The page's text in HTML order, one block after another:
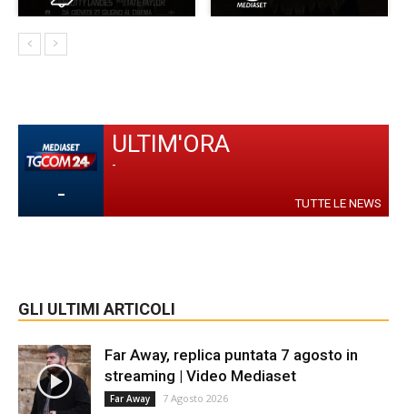
-
ULTIM'ORA
-
TUTTE LE NEWS
GLI ULTIMI ARTICOLI
Far Away, replica puntata 7 agosto in
streaming | Video Mediaset
Far Away 7 Agosto 2026